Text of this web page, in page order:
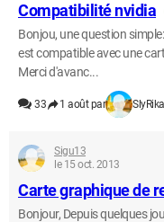
Compatibilité nvidia
Bonjou, une question
est compatible avec une
Merci d'avanc...
33 1 août par
Sigu13
le 15 oct. 2013
Carte graphique de
Bonjour, Depuis quelques